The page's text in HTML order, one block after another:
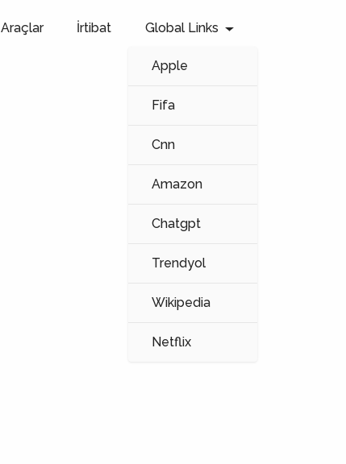
Araçlar İrtibat Global Links
Apple
Fifa
Cnn
Amazon
Chatgpt
Trendyol
Wikipedia
Netflix